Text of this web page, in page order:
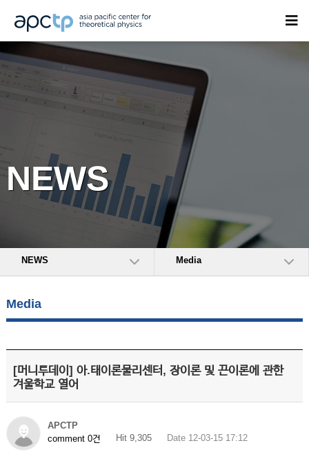
NEWS
NEWS Media
Media
[머니투데이] 아.태이론물리센터, 장이론 및 끈이론에 관한
겨울학교 열어
APCTP
comment 0건
Hit 9,305 Date 12-03-15 17:12